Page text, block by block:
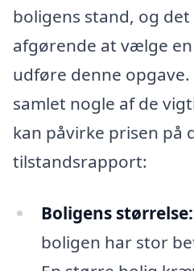
boligens stand, og
afgørende at vælge
udføre denne
samlet nogle af de
kan påvirke prisen på
tilstandsrapport:
Boligens størrelse:
boligen har stor